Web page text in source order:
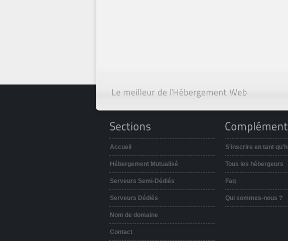
Accueil
Hébergement Mutualisé
Serveurs Semi-Dédiés
Serveurs Dédiés
Nom de domaine
Contact
S'inscrire en tant
Tous les hébergeurs
Faq
Qui sommes-nous ?